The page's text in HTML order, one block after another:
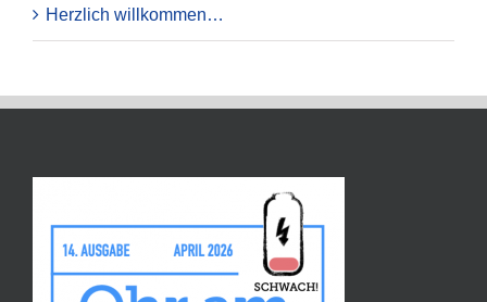
Herzlich willkommen…